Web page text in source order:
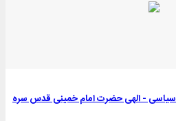
سیاسی - الهی حضرت امام خمینی قدس سره